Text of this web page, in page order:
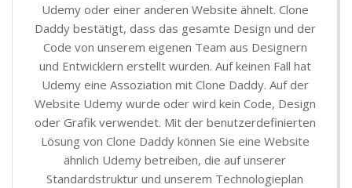
Udemy oder einer anderen Website ähnelt. Clone
Daddy bestätigt, dass das gesamte Design und der
Code von unserem eigenen Team aus Designern
und Entwicklern erstellt wurden. Auf keinen Fall hat
Udemy eine Assoziation mit Clone Daddy. Auf der
Website Udemy wurde oder wird kein Code, Design
oder Grafik verwendet. Mit der benutzerdefinierten
Lösung von Clone Daddy können Sie eine Website
ähnlich Udemy betreiben, die auf unserer
Standardstruktur und unserem Technologieplan